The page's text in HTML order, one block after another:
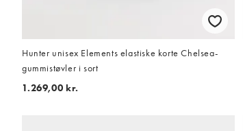
Hunter unisex Elements elastiske korte Chelsea-
gummistøvler i sort
1.269,00 kr.